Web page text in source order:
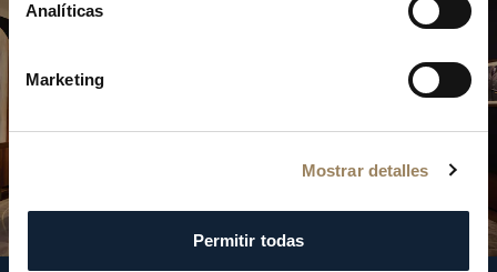
Analíticas
Marketing
Mostrar detalles
Permitir todas